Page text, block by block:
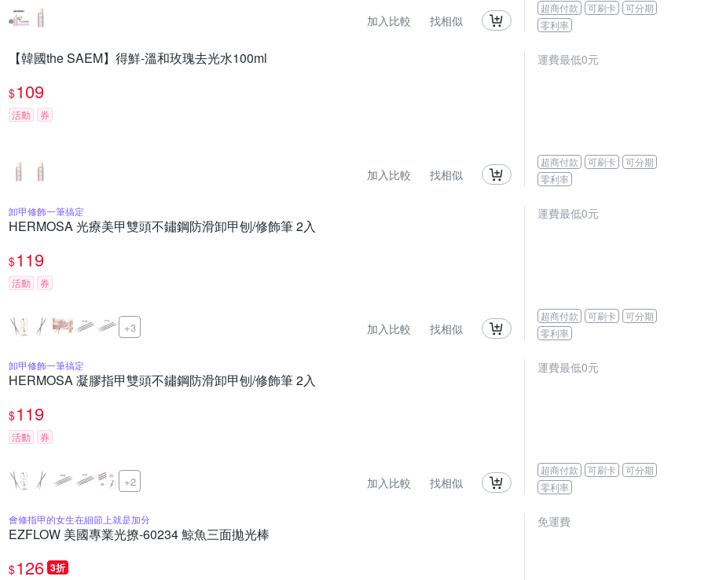
加入比較 找相似
超商付款 可刷卡
可分期
零利率
【韓國the SAEM】得鮮-溫和玫瑰去光水100ml
$109
活動 券
加入比較 找相似
運費最低0元
超商付款 可刷卡
可分期
零利率
卸甲修飾一筆搞定
HERMOSA 光療美甲雙頭不鏽鋼防滑卸甲刨/修飾筆 2入
$119
活動 券
+3 加入比較 找相似
運費最低0元
超商付款 可刷卡
可分期
零利率
卸甲修飾一筆搞定
HERMOSA 凝膠指甲雙頭不鏽鋼防滑卸甲刨/修飾筆 2入
$119
活動 券
+2 加入比較 找相似
運費最低0元
超商付款 可刷卡
可分期
零利率
會修指甲的女生在細節上就是加分
EZFLOW 美國專業光撩-60234 鯨魚三面拋光棒
$126 3折
免運費